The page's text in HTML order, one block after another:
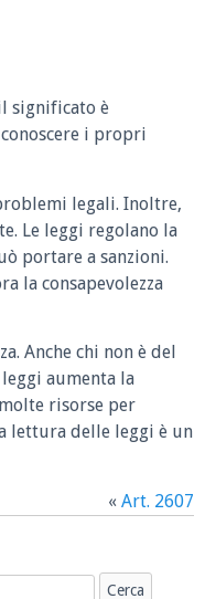
significato è
i propri
legali. Inoltre,
Le leggi regolano la
portare a sanzioni.
la consapevolezza
Anche chi non è del
aumenta la
risorse per
lettura delle leggi è un
« Art. 2607